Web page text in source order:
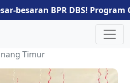
besaran BPR DBS! Program
Budaya Menabung Sejak Dini
Timur